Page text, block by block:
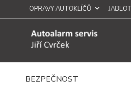
OPRAVY AUTOKLÍČŮ
BEZPEČNOST